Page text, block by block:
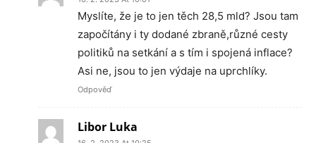
Myslíte, že je to jen těch 28,5 mld? Jsou tam
započítány i ty dodané zbraně,různé cesty
politiků na setkání a s tím i spojená inflace?
Asi ne, jsou to jen výdaje na uprchlíky.
Odpověď
Libor Luka